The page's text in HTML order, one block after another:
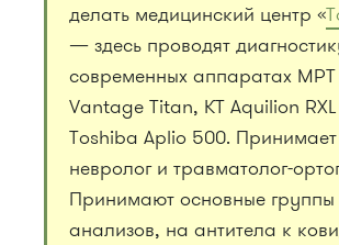
делать медицинский центр «
— здесь проводят
современных аппаратах
Vantage Titan, КТ Aquilion
Toshiba Aplio 500.
невролог и травматолог-
Принимают основные группы
анализов, на антитела к